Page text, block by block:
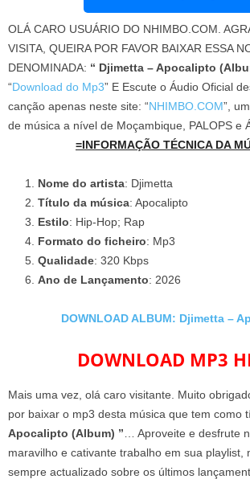
OLÁ CARO USUÁRIO DO NHIMBO.COM.
VISITA, QUEIRA POR FAVOR BAIXAR ESSA
DENOMINADA: “ Djimetta – Apocalipto
“Download do Mp3” E Escute o Áudio Oficial
canção apenas neste site: “NHIMBO.COM”,
de música a nível de Moçambique, PALOPS e
=INFORMAÇÃO TÉCNICA DA
Nome do artista: Djimetta
Título da música: Apocalipto
Estilo: Hip-Hop; Rap
Formato do ficheiro: Mp3
Qualidade: 320 Kbps
Ano de Lançamento: 2026
DOWNLOAD ALBUM: Djimetta –
DOWNLOAD MP3
Mais uma vez, olá caro visitante. Muito
por baixar o mp3 desta música que tem como
Apocalipto (Album) ” … Aproveite e desfrute
maravilho e cativante trabalho em sua playlist,
sempre actualizado sobre os últimos